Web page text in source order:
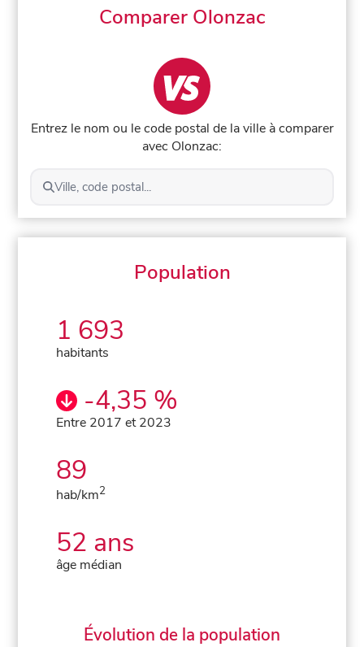
Comparer Olonzac
Entrez le nom ou le code postal de la ville à comparer
avec Olonzac:
Ville, code postal...
Population
1 693
habitants
-4,35 %
Entre 2017 et 2023
89
hab/km2
52 ans
âge médian
Évolution de la population